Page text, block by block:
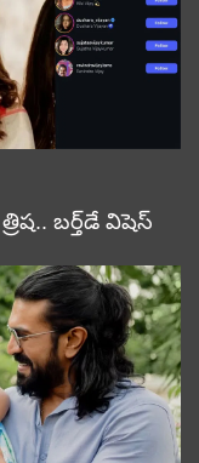
బర్త్‌డే విషెస్